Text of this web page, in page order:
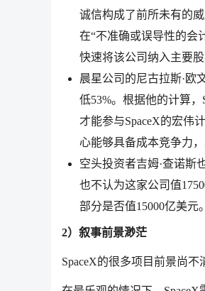
诚信构成了前所未有的
在“不准确或误导性的会
快速将该公司纳入主要
晨星公司的尼古拉斯·欧
低53%。根据他的计算
才能参与SpaceX的宏伟
心能够具备成本竞争力
空头投资者吉姆·查诺斯
也不认为这家公司值
部分是否值15000亿美元
2）叙事前景渺茫
SpaceX的很多项目前景尚